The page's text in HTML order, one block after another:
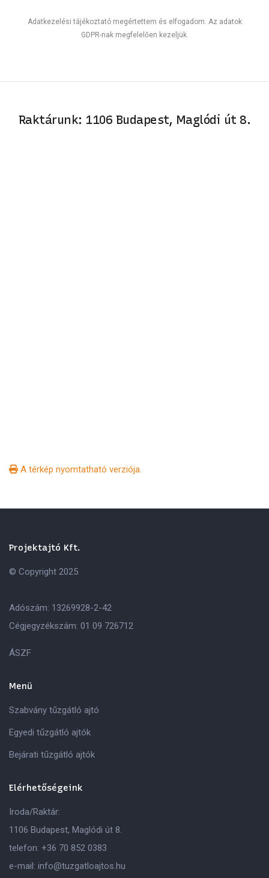
Adatkezelési tájékoztató megértettem és elfogadom. Az adatok
GDPR-nak megfelelően kezeljük.
Raktárunk: 1106 Budapest, Maglódi út 8.
A térkép nyomtatható verziója.
Projektajtó Kft.
© Copyright 2025
Adószám: 13269928-2-42
Cégjegyzékszám: 01 09 726712
ÁSZF
Menü
Szabvány tűzgátló ajtó
Egyedi tűzgátló ajtók
Bejárati tűzgátló ajtók
Elérhetőségeink
Iroda/Raktár:
1106 Budapest, Maglódi út 8.
telefon: +36 70 852 0383
e-mail: info@tuzgatloajtos.hu